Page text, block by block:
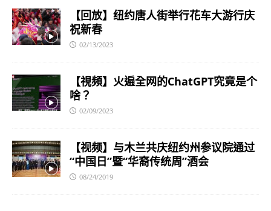
【回放】纽约唐人街举行花车大游行庆
祝新春
02/13/2023
【視頻】火遍全网的ChatGPT究竟是个
啥？
02/09/2023
【视频】与木兰共庆纽约州参议院通过
“中国日”暨“华裔传统周”酒会
08/24/2019